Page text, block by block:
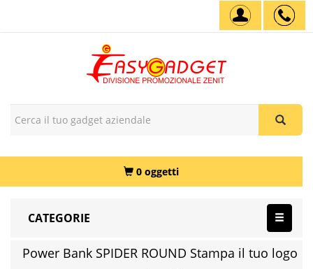
0 oggetti
CATEGORIE
Power Bank SPIDER ROUND Stampa il tuo logo